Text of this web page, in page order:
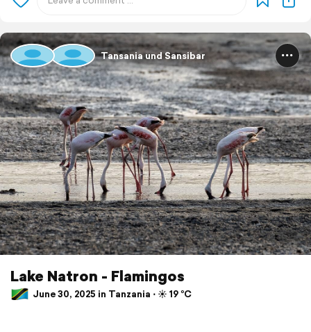
Tansania und Sansibar
Lake Natron - Flamingos
June 30, 2025 in Tanzania ⋅ ☀️ 19 °C